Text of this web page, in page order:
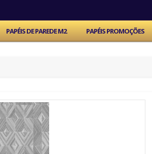
PAPÉIS DE PAREDE M2 PAPÉIS PROMOÇÕES